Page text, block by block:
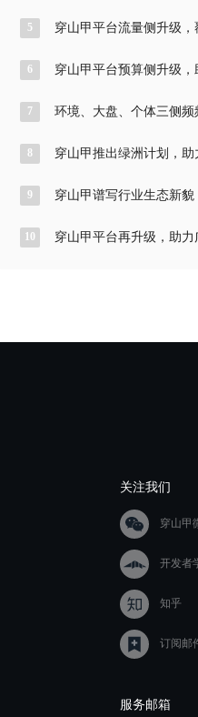
5
穿山甲平台流量侧升级，
6
穿山甲平台预算侧升级，
7
环境、大盘、个体三侧频
8
穿山甲推出绿洲计划，助
9
穿山甲谱写行业生态新貌
10
穿山甲平台再升级，助力
关注我们
穿山甲
开发者
知乎
订阅邮
服务邮箱